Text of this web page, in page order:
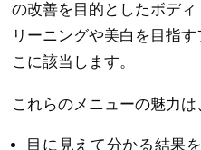
の改善を目的としたボデ
リーニングや美白を目指
こに該当します。
これらのメニューの魅力は
目に見えて分かる結果